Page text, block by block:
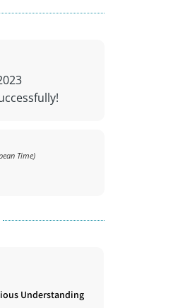
Time)
Understanding